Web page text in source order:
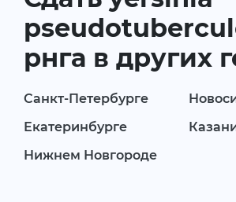
рнга в других
Санкт-Петербурге
Екатеринбурге
Нижнем Новгороде